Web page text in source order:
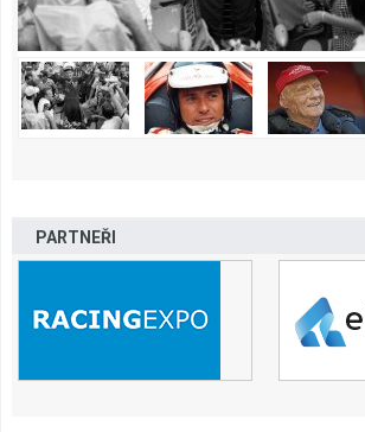
PARTNEŘI